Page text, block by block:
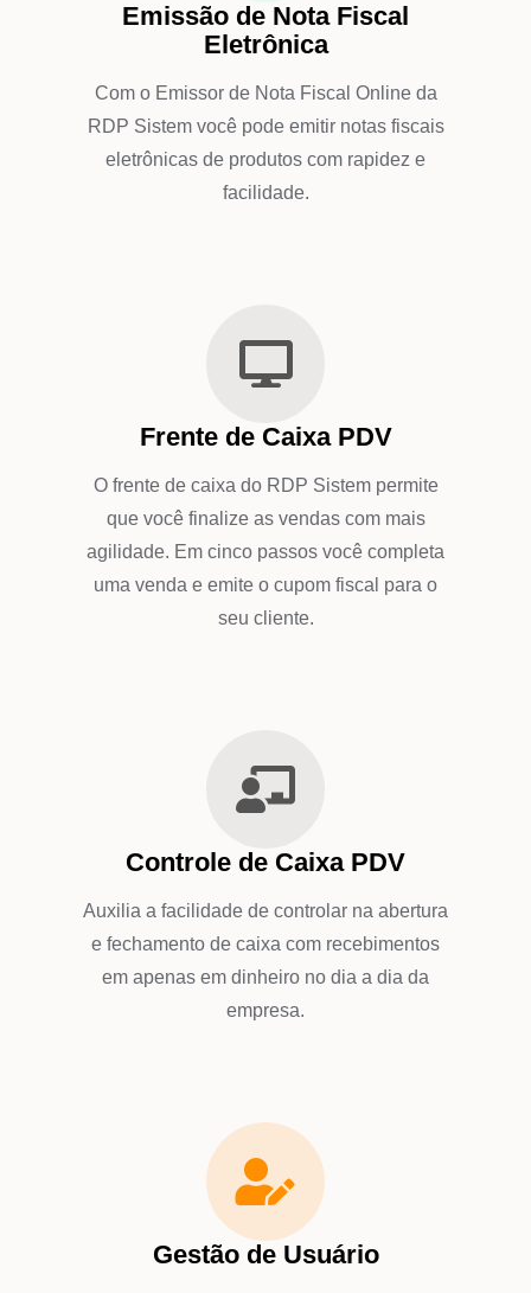
Emissão de Nota Fiscal
Eletrônica
Com o Emissor de Nota Fiscal Online da
RDP Sistem você pode emitir notas fiscais
eletrônicas de produtos com rapidez e
facilidade.
Frente de Caixa PDV
O frente de caixa do RDP Sistem permite
que você finalize as vendas com mais
agilidade. Em cinco passos você completa
uma venda e emite o cupom fiscal para o
seu cliente.
Controle de Caixa PDV
Auxilia a facilidade de controlar na abertura
e fechamento de caixa com recebimentos
em apenas em dinheiro no dia a dia da
empresa.
Gestão de Usuário